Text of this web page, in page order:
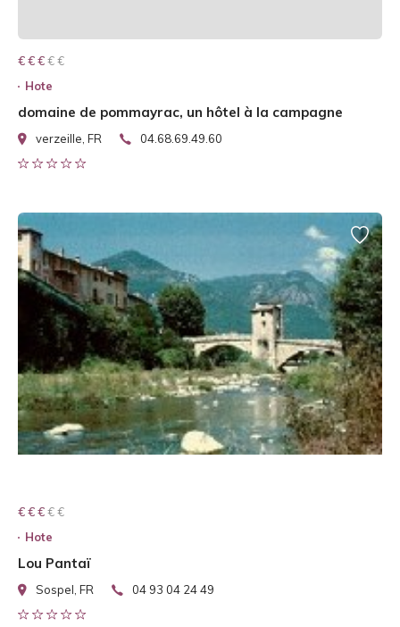
€ € € € €
€ € €
Hote
domaine de pommayrac, un hôtel à la campagne
verzeille, FR 04.68.69.49.60
€ € € € €
€ € €
Hote
Lou Pantaï
Sospel, FR 04 93 04 24 49